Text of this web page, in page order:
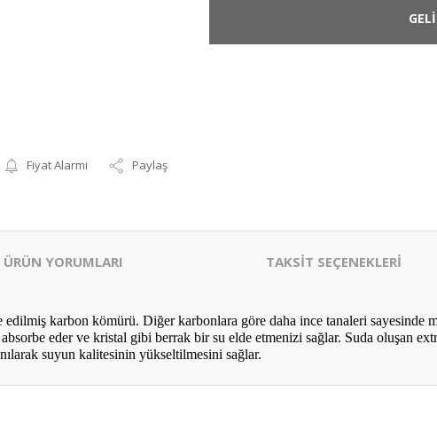
Fiyat Alarmı Paylaş
ÜRÜN YORUMLARI TAKSİT SEÇENEKLERİ
karbon kömürü. Diğer karbonlara göre daha ince tanaleri sayesinde
eder ve kristal gibi berrak bir su elde etmenizi sağlar. Suda oluşan
suyun kalitesinin yükseltilmesini sağlar.